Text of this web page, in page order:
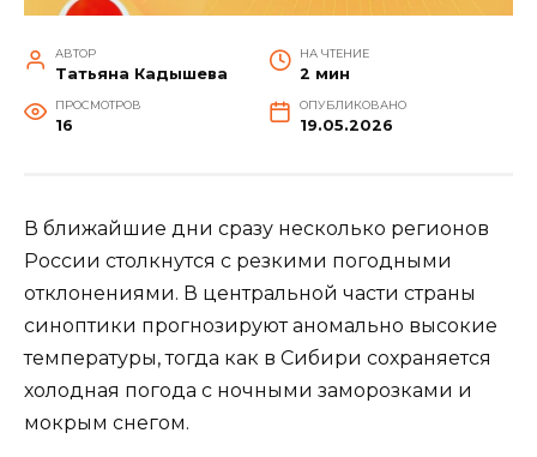
АВТОР
Татьяна Кадышева
НА ЧТЕНИЕ
2 мин
ПРОСМОТРОВ
16
ОПУБЛИКОВАНО
19.05.2026
В ближайшие дни сразу несколько регионов
России столкнутся с резкими погодными
отклонениями. В центральной части страны
синоптики прогнозируют аномально высокие
температуры, тогда как в Сибири сохраняется
холодная погода с ночными заморозками и
мокрым снегом.